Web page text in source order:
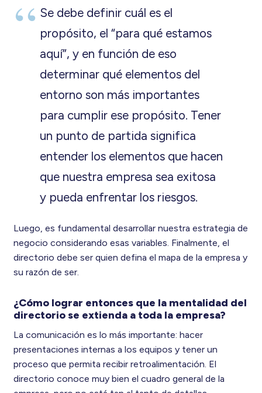
Se debe definir cuál es el
propósito, el “para qué estamos
aquí”, y en función de eso
determinar qué elementos del
entorno son más importantes
para cumplir ese propósito. Tener
un punto de partida significa
entender los elementos que hacen
que nuestra empresa sea exitosa
y pueda enfrentar los riesgos.
Luego, es fundamental desarrollar nuestra estrategia de
negocio considerando esas variables. Finalmente, el
directorio debe ser quien defina el mapa de la empresa y
su razón de ser.
¿Cómo lograr entonces que la mentalidad del
directorio se extienda a toda la empresa?
La comunicación es lo más importante: hacer
presentaciones internas a los equipos y tener un
proceso que permita recibir retroalimentación. El
directorio conoce muy bien el cuadro general de la